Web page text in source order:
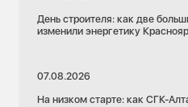
День строителя: как две
изменили энергетику
07.08.2026
На низком старте: как СГК-